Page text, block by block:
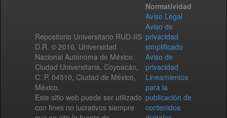
Repositorio Universitario RUD-IIS
D.R. © 2010. Universidad
Nacional Autónoma de México.
Ciudad Universitaria, Coyoacán,
C. P. 04510, Ciudad de México,
México.
Este sitio web puede ser utilizado
con fines no lucrativos siempre
Normatividad
Aviso Legal
Aviso de
privacidad
simplificado
Aviso de
privacidad
Lineamientos
para la
publicación de
contenidos